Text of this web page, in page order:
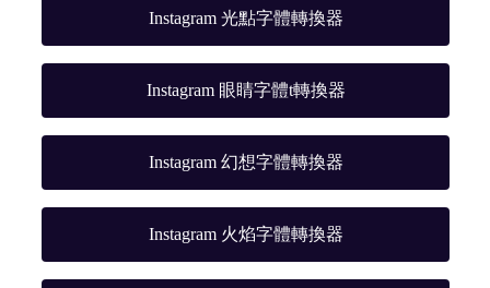
Instagram 光點字體轉換器
Instagram 眼睛字體t轉換器
Instagram 幻想字體轉換器
Instagram 火焰字體轉換器